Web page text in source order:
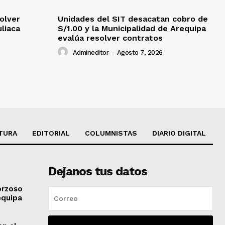
Unidades del SIT desacatan cobro de
S/1.00 y la Municipalidad de Arequipa
evalúa resolver contratos
Admineditor - Agosto 7, 2026
EDITORIAL COLUMNISTAS DIARIO DIGITAL
Dejanos tus datos